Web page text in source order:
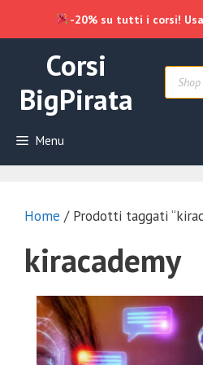
contenuto
Corsi
BigPirata
search
Menu
Home / Prodotti taggati
kiracademy
-20% su tutti i corsi!